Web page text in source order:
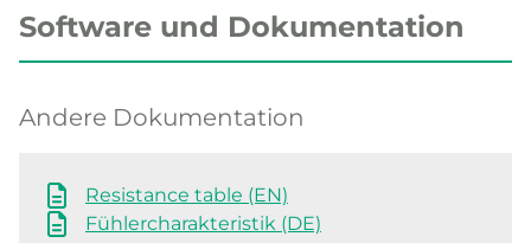
Software und Dokumentation
Andere Dokumentation
Resistance table (EN)
Fühlercharakteristik (DE)